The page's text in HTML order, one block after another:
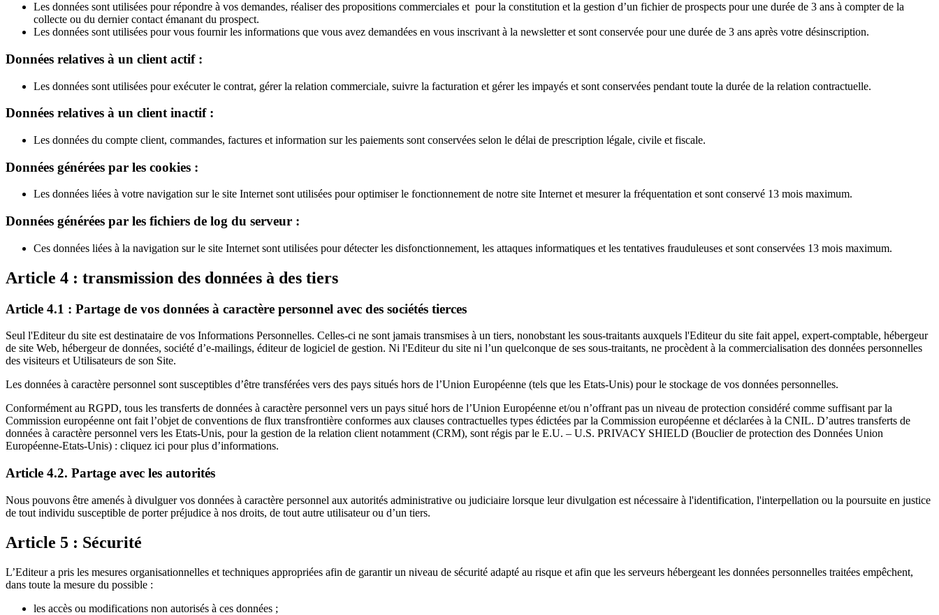
Les données sont utilisées pour répondre à vos demandes, réaliser des propositions commerciales et pour la constitution et la gestion d’un fichier de prospects pour une durée de 3 ans à compter de la
collecte ou du dernier contact émanant du prospect.
Les données sont utilisées pour vous fournir les informations que vous avez demandées en vous inscrivant à la newsletter et sont conservée pour une durée de 3 ans après votre désinscription.
Données relatives à un client actif :
Les données sont utilisées pour exécuter le contrat, gérer la relation commerciale, suivre la facturation et gérer les impayés et sont conservées pendant toute la durée de la relation contractuelle.
Données relatives à un client inactif :
Les données du compte client, commandes, factures et information sur les paiements sont conservées selon le délai de prescription légale, civile et fiscale.
Données générées par les cookies :
Les données liées à votre navigation sur le site Internet sont utilisées pour optimiser le fonctionnement de notre site Internet et mesurer la fréquentation et sont conservé 13 mois maximum.
Données générées par les fichiers de log du serveur :
Ces données liées à la navigation sur le site Internet sont utilisées pour détecter les disfonctionnement, les attaques informatiques et les tentatives frauduleuses et sont conservées 13 mois maximum.
Article 4 : transmission des données à des tiers
Article 4.1 : Partage de vos données à caractère personnel avec des sociétés tierces
Seul l'Editeur du site est destinataire de vos Informations Personnelles. Celles-ci ne sont jamais transmises à un tiers, nonobstant les sous-traitants auxquels l'Editeur du site fait appel, expert-comptable, hébergeur
de site Web, hébergeur de données, société d’e-mailings, éditeur de logiciel de gestion. Ni l'Editeur du site ni l’un quelconque de ses sous-traitants, ne procèdent à la commercialisation des données personnelles
des visiteurs et Utilisateurs de son Site.
Les données à caractère personnel sont susceptibles d’être transférées vers des pays situés hors de l’Union Européenne (tels que les Etats-Unis) pour le stockage de vos données personnelles.
Conformément au RGPD, tous les transferts de données à caractère personnel vers un pays situé hors de l’Union Européenne et/ou n’offrant pas un niveau de protection considéré comme suffisant par la
Commission européenne ont fait l’objet de conventions de flux transfrontière conformes aux clauses contractuelles types édictées par la Commission européenne et déclarées à la CNIL. D’autres transferts de
données à caractère personnel vers les Etats-Unis, pour la gestion de la relation client notamment (CRM), sont régis par le E.U. – U.S. PRIVACY SHIELD (Bouclier de protection des Données Union
Européenne-Etats-Unis) : cliquez ici pour plus d’informations.
Article 4.2. Partage avec les autorités
Nous pouvons être amenés à divulguer vos données à caractère personnel aux autorités administrative ou judiciaire lorsque leur divulgation est nécessaire à l'identification, l'interpellation ou la poursuite en justice
de tout individu susceptible de porter préjudice à nos droits, de tout autre utilisateur ou d’un tiers.
Article 5 : Sécurité
L’Editeur a pris les mesures organisationnelles et techniques appropriées afin de garantir un niveau de sécurité adapté au risque et afin que les serveurs hébergeant les données personnelles traitées empêchent,
dans toute la mesure du possible :
les accès ou modifications non autorisés à ces données ;